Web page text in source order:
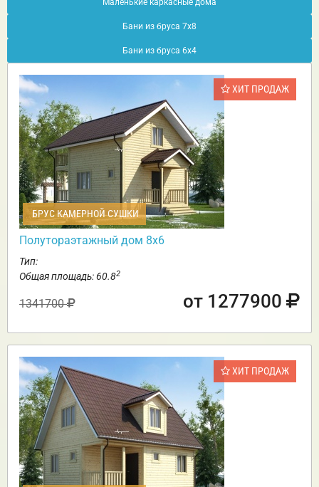
Бани из бруса 7х8
Бани из бруса 6х4
ХИТ ПРОДАЖ
БРУС КАМЕРНОЙ СУШКИ
Полутораэтажный дом 8х6
Тип:
Общая площадь: 60.82
1341700 от 1277900
ХИТ ПРОДАЖ